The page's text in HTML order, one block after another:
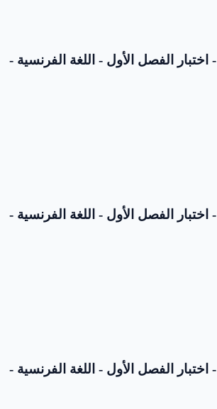
الموضوع رقم 26 - اختبار الفصل الأول - اللغة الفرنسية -
الموضوع رقم 25 - اختبار الفصل الأول - اللغة الفرنسية -
الموضوع رقم 24 - اختبار الفصل الأول - اللغة الفرنسية -